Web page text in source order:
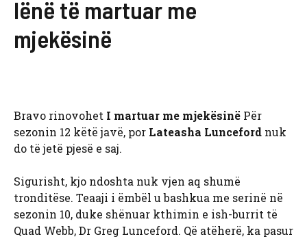
lënë të martuar me
mjekësinë
Bravo rinovohet I martuar me mjekësinë Për
sezonin 12 këtë javë, por Lateasha Lunceford nuk
do të jetë pjesë e saj.
Sigurisht, kjo ndoshta nuk vjen aq shumë
tronditëse. Teaaji i ëmbël u bashkua me serinë në
sezonin 10, duke shënuar kthimin e ish-burrit të
Quad Webb, Dr Greg Lunceford. Që atëherë, ka pasur